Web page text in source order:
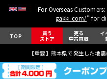
For Overseas
gakki.com/" for
TOP 買う
ストア
売る
中古買取
イ
【重要】熊本県で発生した地